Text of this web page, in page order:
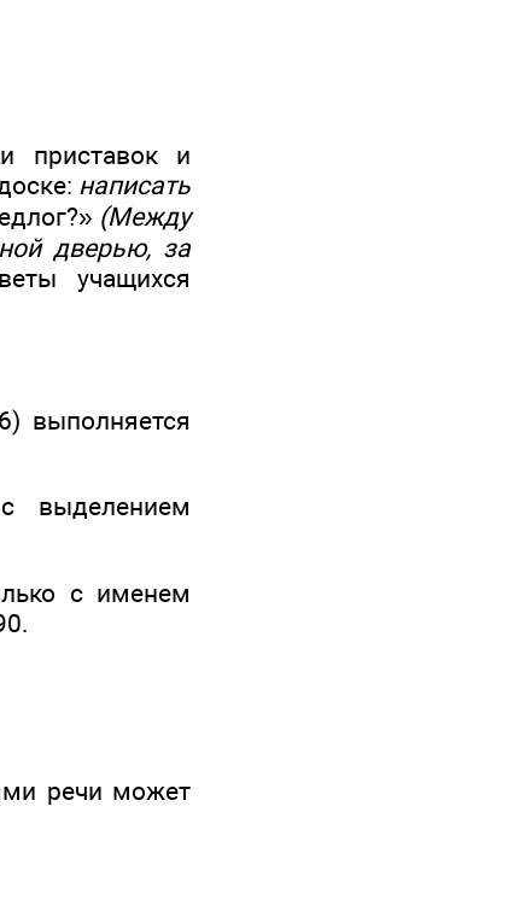
приставок и
написать
(Между
дверью, за
учащихся
выполняется
выделением
с именем
речи может